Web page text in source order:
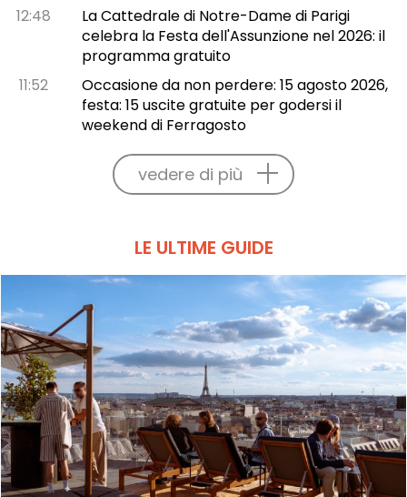
12:48
La Cattedrale di Notre-Dame di Parigi
celebra la Festa dell'Assunzione nel 2026: il
programma gratuito
11:52
Occasione da non perdere: 15 agosto 2026,
festa: 15 uscite gratuite per godersi il
weekend di Ferragosto
vedere di più
LE ULTIME GUIDE